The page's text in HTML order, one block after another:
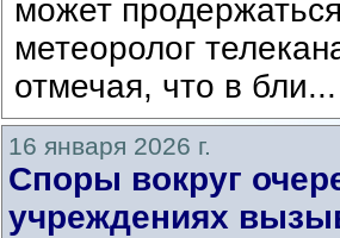
может
метеоролог
отмечая, что в
16 января 2026 г.
Споры вокруг
учреждениях